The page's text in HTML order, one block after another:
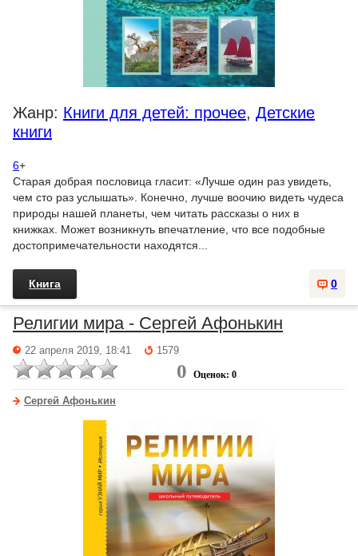
Жанр: Книги для детей: прочее, Детские
книги
6+
Старая добрая пословица гласит: «Лучше один раз увидеть,
чем сто раз услышать». Конечно, лучше воочию видеть чудеса
природы нашей планеты, чем читать рассказы о них в
книжках. Может возникнуть впечатление, что все подобные
достопримечательности находятся...
0
Книга
Религии мира - Сергей Афонькин
22 апреля 2019, 18:41 1579
0 Оценок: 0
Сергей Афонькин